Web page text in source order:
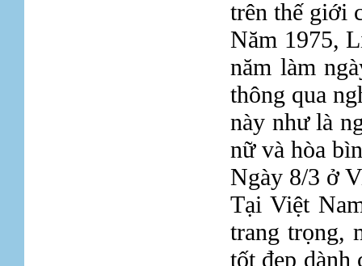
trên thế giới
Năm 1975,
năm làm
thông qua
này như là
nữ và hòa
Ngày 8/3 ở
Tại Việt
trang trọng,
tốt đẹp